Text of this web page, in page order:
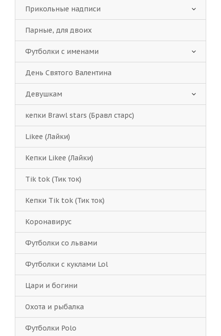
Прикольные надписи
Парные, для двоих
Футболки с именами
День Святого Валентина
Девушкам
кепки Brawl stars (Бравл старс)
Likee (Лайки)
Кепки Likee (Лайки)
Tik tok (Тик ток)
Кепки Tik tok (Тик ток)
Коронавирус
Футболки со львами
Футболки с куклами Lol
Цари и богини
Охота и рыбалка
Футболки Polo